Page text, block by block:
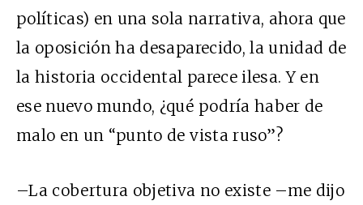
políticas) en una sola narrativa, ahora que
la oposición ha desaparecido, la unidad de
la historia occidental parece ilesa. Y en
ese nuevo mundo, ¿qué podría haber de
malo en un “punto de vista ruso”?
–La cobertura objetiva no existe –me dijo